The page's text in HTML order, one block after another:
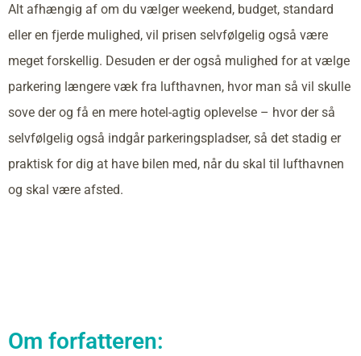
Alt afhængig af om du vælger weekend, budget, standard
eller en fjerde mulighed, vil prisen selvfølgelig også være
meget forskellig. Desuden er der også mulighed for at vælge
parkering længere væk fra lufthavnen, hvor man så vil skulle
sove der og få en mere hotel-agtig oplevelse – hvor der så
selvfølgelig også indgår parkeringspladser, så det stadig er
praktisk for dig at have bilen med, når du skal til lufthavnen
og skal være afsted.
Om forfatteren: